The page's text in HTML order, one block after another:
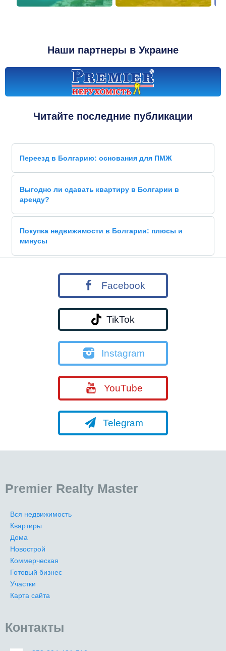
Наши партнеры в Украине
Читайте последние публикации
Переезд в Болгарию: основания для ПМЖ
Выгодно ли сдавать квартиру в Болгарии в
аренду?
Покупка недвижимости в Болгарии: плюсы и
минусы
Facebook
TikTok
Instagram
YouTube
Telegram
Premier Realty Master
Вся недвижимость
Квартиры
Дома
Новострой
Коммерческая
Готовый бизнес
Участки
Карта сайта
Контакты